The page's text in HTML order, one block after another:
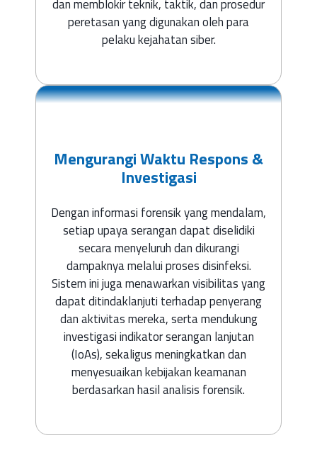
dan memblokir teknik, taktik, dan prosedur
peretasan yang digunakan oleh para
pelaku kejahatan siber.
Mengurangi Waktu Respons &
Investigasi
Dengan informasi forensik yang mendalam,
setiap upaya serangan dapat diselidiki
secara menyeluruh dan dikurangi
dampaknya melalui proses disinfeksi.
Sistem ini juga menawarkan visibilitas yang
dapat ditindaklanjuti terhadap penyerang
dan aktivitas mereka, serta mendukung
investigasi indikator serangan lanjutan
(IoAs), sekaligus meningkatkan dan
menyesuaikan kebijakan keamanan
berdasarkan hasil analisis forensik.